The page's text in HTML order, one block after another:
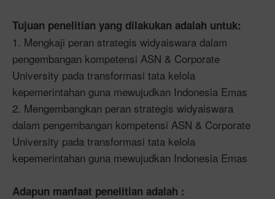
Tujuan penelitian yang dilakukan adalah untuk:
1. Mengkaji peran strategis widyaiswara dalam
pengembangan kompetensi ASN & Corporate
University pada transformasi tata kelola
kepemerintahan guna mewujudkan Indonesia Emas
2. Mengembangkan peran strategis widyaiswara
dalam pengembangan kompetensi ASN & Corporate
University pada transformasi tata kelola
kepemerintahan guna mewujudkan Indonesia Emas
Adapun manfaat penelitian adalah :